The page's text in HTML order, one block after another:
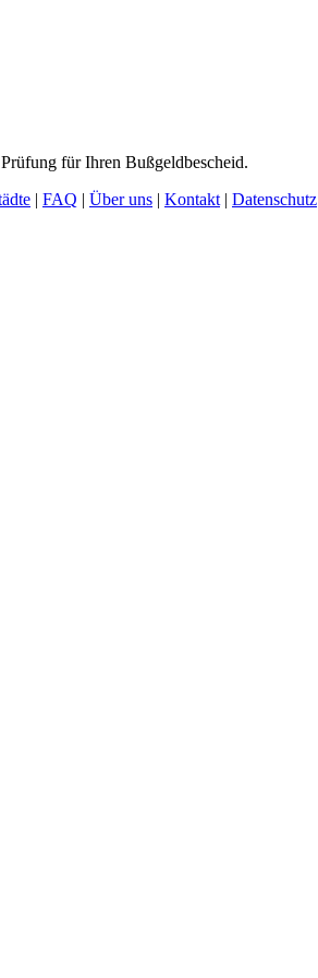
für Ihren Bußgeldbescheid.
| FAQ | Über uns | Kontakt | Datenschutz